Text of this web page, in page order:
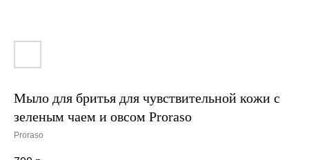
Мыло для бритья для чувствительной кожи с
зеленым чаем и овсом Proraso
Proraso